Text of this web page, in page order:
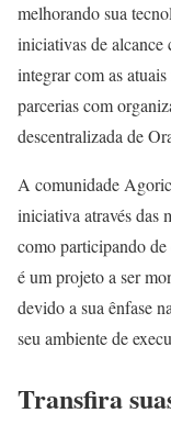
melhorando sua
iniciativas de
integrar com as
parcerias com
descentralizada de
A comunidade
iniciativa através das
como participando
é um projeto a ser
devido a sua ênfase
seu ambiente de
Transfira